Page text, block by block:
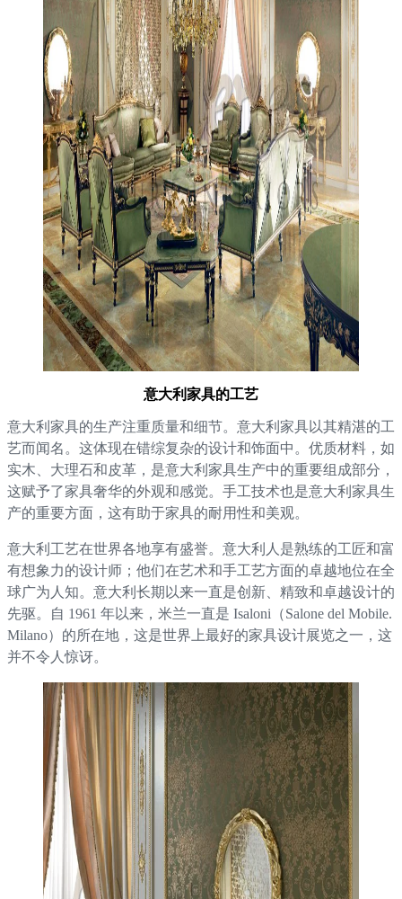
意大利家具的工艺
意大利家具的生产注重质量和细节。意大利家具以其精湛的工
艺而闻名。这体现在错综复杂的设计和饰面中。优质材料，如
实木、大理石和皮革，是意大利家具生产中的重要组成部分，
这赋予了家具奢华的外观和感觉。手工技术也是意大利家具生
产的重要方面，这有助于家具的耐用性和美观。
意大利工艺在世界各地享有盛誉。意大利人是熟练的工匠和富
有想象力的设计师；他们在艺术和手工艺方面的卓越地位在全
球广为人知。意大利长期以来一直是创新、精致和卓越设计的
先驱。自 1961 年以来，米兰一直是 Isaloni（Salone del Mobile.
Milano）的所在地，这是世界上最好的家具设计展览之一，这
并不令人惊讶。